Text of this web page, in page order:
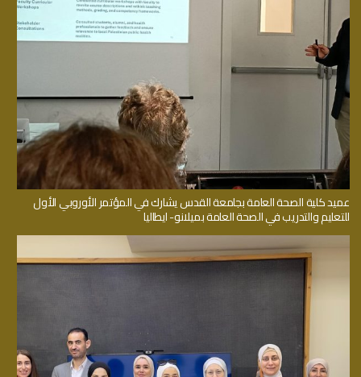
عميد كلية الصحة العامة بجامعة القدس يشارك في المؤتمر الأوروبي الأول
للتعليم والتدريب في الصحة العامة بميلانو- ايطاليا